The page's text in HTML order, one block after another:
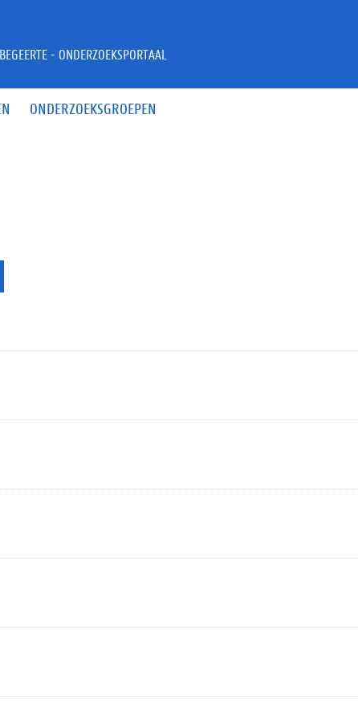
ONDERZOEKSGROEPEN
- ONDERZOEKSPORTAAL